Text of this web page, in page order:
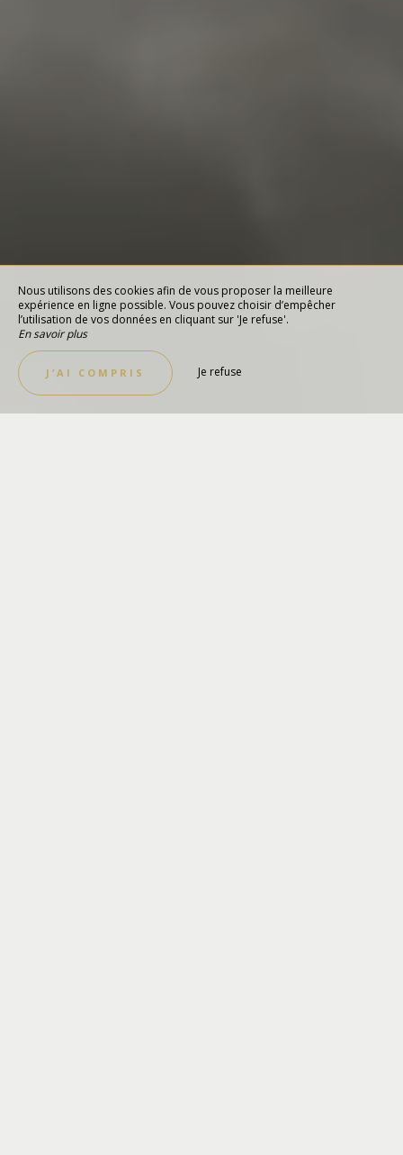
Nous utilisons des cookies afin de vous proposer la meilleure
expérience en ligne possible. Vous pouvez choisir d’empêcher
l’utilisation de vos données en cliquant sur 'Je refuse'.
En savoir plus
J’AI COMPRIS Je refuse